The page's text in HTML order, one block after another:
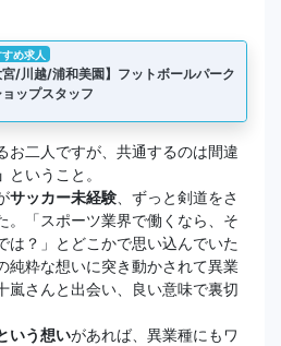
すめ求人
宮/川越/浦和美園】フットボールパーク
ップスタッフ
お二人ですが、共通するのは間違
ということ。
サッカー未経験 、ずっと剣道をさ
。「スポーツ業界で働くなら、そ
は？」とどこかで思い込んでいた
純粋な想いに突き動かされて異業
嵐さんと出会い、良い意味で裏切
いう想いがあれば、異業種にもワ